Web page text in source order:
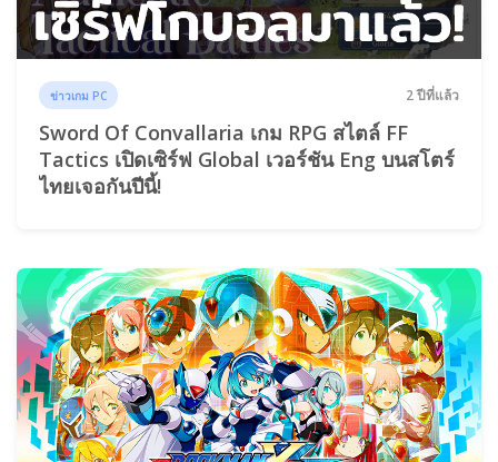
ข่าวเกม PC 2 ปีที่แล้ว
Sword Of Convallaria เกม RPG สไตล์ FF
Tactics เปิดเซิร์ฟ Global เวอร์ชัน Eng บนสโตร์
ไทยเจอกันปีนี้!